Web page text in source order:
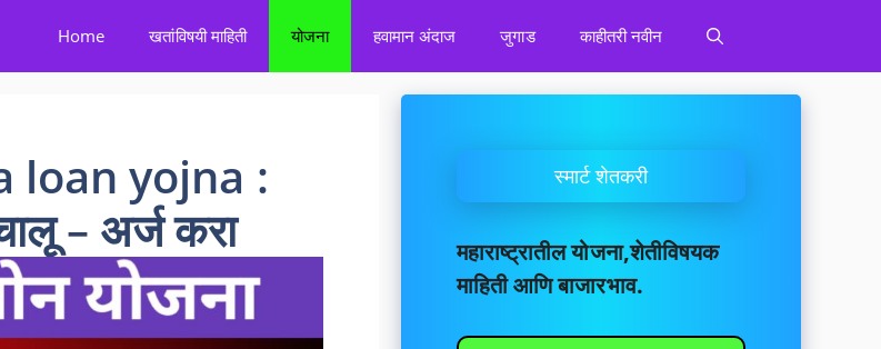
Home खतांविषयी माहिती योजना हवामान अंदाज जुगाड काहीतरी नवीन
loan yojna :
– अर्ज करा
स्मार्ट शेतकरी
महाराष्ट्रातील योजना,शेतीविषयक
माहिती आणि बाजारभाव.